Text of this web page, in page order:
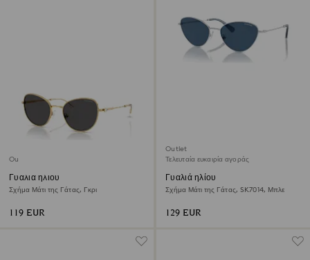
Outlet
Γυαλιά ηλίου
Σχήμα Μάτι της Γάτας, Γκρι
119 EUR
Outlet
Τελευταία ευκαιρία αγοράς
Γυαλιά ηλίου
Σχήμα Μάτι της Γάτας, SK7014, Μπλε
129 EUR